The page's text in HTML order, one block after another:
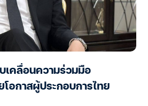
เคลื่อนความร่วมมือ
อกาสผู้ประกอบการไทย